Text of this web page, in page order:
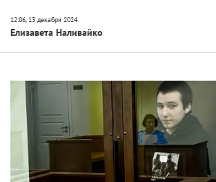
Елизавета Наливайко